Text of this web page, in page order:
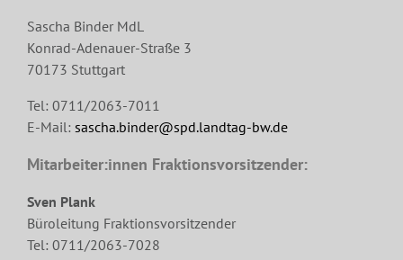
Sascha Binder MdL
Konrad-Adenauer-Straße 3
70173 Stuttgart
Tel: 0711/2063-7011
E-Mail: sascha.binder@spd.landtag-bw.de
Mitarbeiter:innen Fraktionsvorsitzender:
Sven Plank
Büroleitung Fraktionsvorsitzender
Tel: 0711/2063-7028